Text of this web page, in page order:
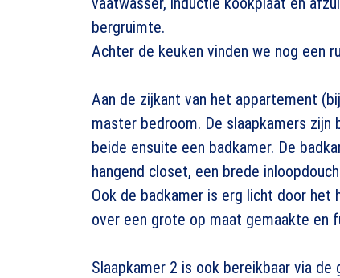
bergruimte.
Achter de keuken vinden we nog een
Aan de zijkant van het appartement
master bedroom. De slaapkamers
beide ensuite een badkamer. De
hangend closet, een brede
Ook de badkamer is erg licht door het
over een grote op maat gemaakte en
Slaapkamer 2 is ook bereikbaar via